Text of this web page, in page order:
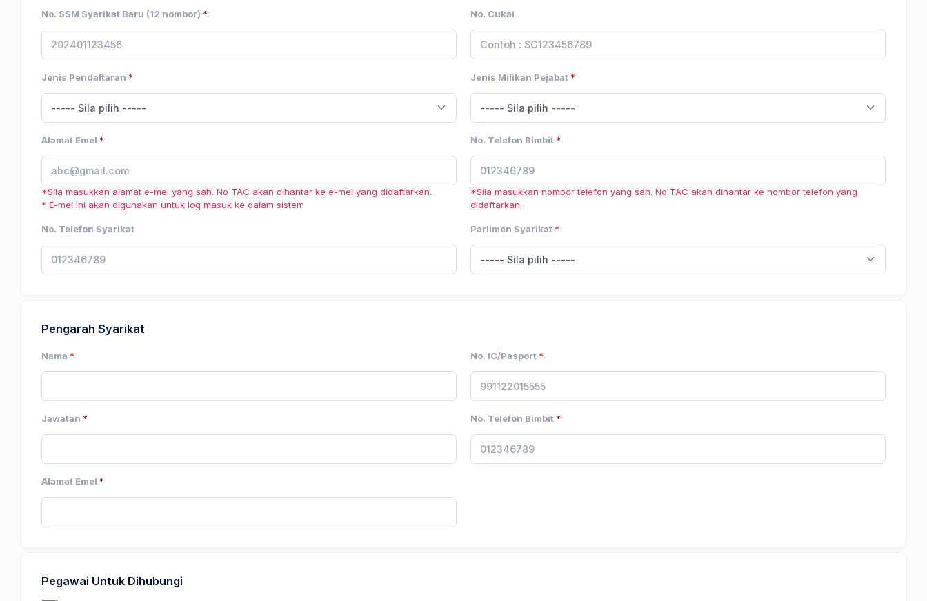
No. SSM Syarikat Baru (12 nombor) * No. Cukai
Jenis Pendaftaran *
----- Sila pilih -----
Jenis Milikan Pejabat *
----- Sila pilih -----
Alamat Emel *
*Sila masukkan alamat e-mel yang sah. No TAC akan dihantar ke e-mel yang didaftarkan.
* E-mel ini akan digunakan untuk log masuk ke dalam sistem
No. Telefon Bimbit *
*Sila masukkan nombor telefon yang sah. No TAC akan dihantar ke nombor telefon yang
didaftarkan.
No. Telefon Syarikat Parlimen Syarikat *
----- Sila pilih -----
Pengarah Syarikat
Nama * No. IC/Pasport *
Jawatan * No. Telefon Bimbit *
Alamat Emel *
Pegawai Untuk Dihubungi